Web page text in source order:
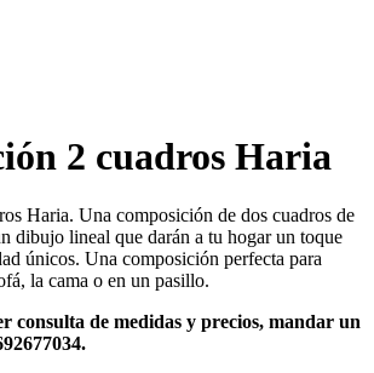
2 cuadros Haria
Haria. Una composición de dos cuadros de
dibujo lineal que darán a tu hogar un toque
únicos. Una composición perfecta para
la cama o en un pasillo.
consulta de medidas y precios, mandar un